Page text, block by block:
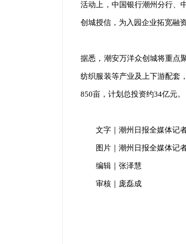
活动上，中国银行潮州分行、
创城授信，为入园企业拓宽融
据悉，潮安万洋众创城将重点
纺织服装等产业及上下游配套
850亩，计划总投资约34亿元。
文字｜潮州日报全媒体记
图片｜潮州日报全媒体记
编辑｜张泽慧
审核｜庞磊成